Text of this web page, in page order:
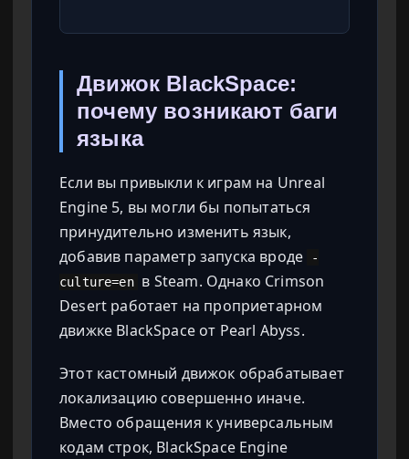
Движок BlackSpace:
почему возникают баги
языка
Если вы привыкли к играм на Unreal
Engine 5, вы могли бы попытаться
принудительно изменить язык,
добавив параметр запуска вроде
-
culture=en в Steam. Однако Crimson
Desert работает на проприетарном
движке BlackSpace от Pearl Abyss.
Этот кастомный движок обрабатывает
локализацию совершенно иначе.
Вместо обращения к универсальным
кодам строк, BlackSpace Engine